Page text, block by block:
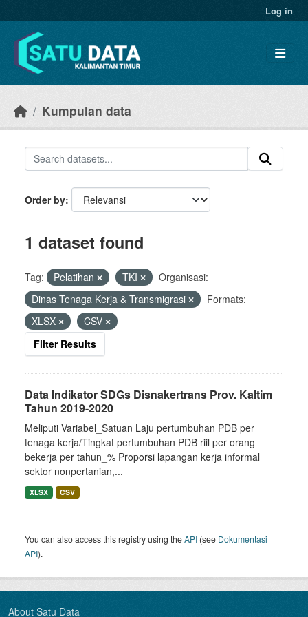
Log in
Kumpulan data
Order by
1 dataset found
Tag: Pelatihan TKI
Organisasi:
Dinas Tenaga Kerja & Transmigrasi
Formats:
XLSX
CSV
Filter Results
Data Indikator SDGs Disnakertrans Prov. Kaltim
Tahun 2019-2020
Meliputi Variabel_Satuan Laju pertumbuhan PDB per
tenaga kerja/Tingkat pertumbuhan PDB riil per orang
bekerja per tahun_% Proporsi lapangan kerja informal
sektor nonpertanian,...
XLSX CSV
You can also access this registry using theAPI (see Dokumentasi
API).
About Satu Data